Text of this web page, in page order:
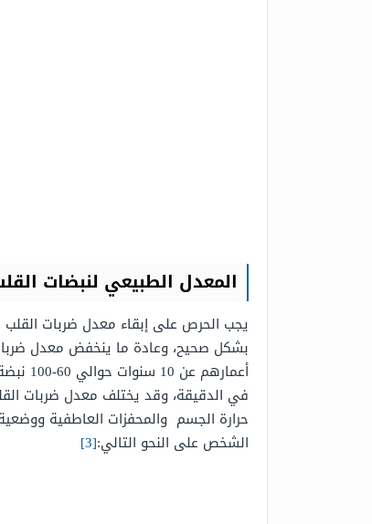
المعدل الطبيعي لنبضات
يجب الحرص على إبقاء معدل ضربات
بشكل صحيح، وعادة ما ينخفض ​​معدل
في الدقيقة، وقد يختلف معدل ضربات
حرارة الجسم والمحفزات العاطفية
الشخص على النحو التالي:[3]